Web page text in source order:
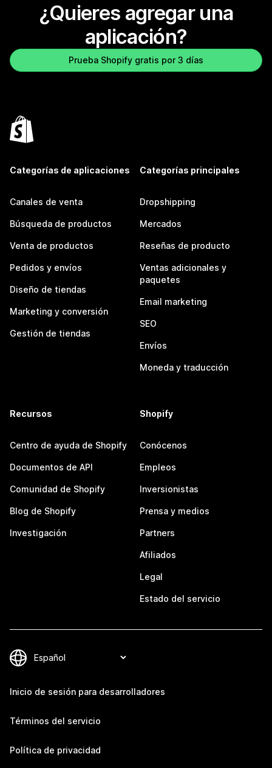
¿Quieres agregar una
aplicación?
Prueba Shopify gratis por 3 días
Categorías de aplicaciones
Canales de venta
Búsqueda de productos
Venta de productos
Pedidos y envíos
Diseño de tiendas
Marketing y conversión
Gestión de tiendas
Categorías principales
Dropshipping
Mercados
Reseñas de producto
Ventas adicionales y
paquetes
Email marketing
SEO
Envíos
Moneda y traducción
Recursos
Centro de ayuda de Shopify
Documentos de API
Comunidad de Shopify
Blog de Shopify
Investigación
Shopify
Conócenos
Empleos
Inversionistas
Prensa y medios
Partners
Afiliados
Legal
Estado del servicio
Inicio de sesión para desarrolladores
Términos del servicio
Política de privacidad